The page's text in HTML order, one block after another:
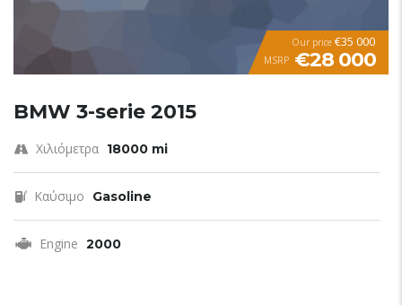
Our price €35 000
MSRP €28 000
BMW 3-serie 2015
Χιλιόμετρα 18000 mi
Καύσιμο Gasoline
Engine 2000